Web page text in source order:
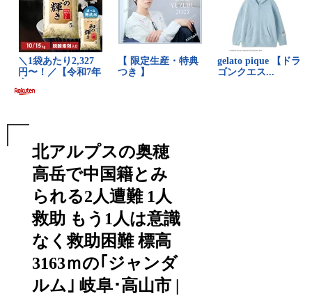
北アルプスの奥穂
高岳で中国籍とみ
られる2人遭難 1人
救助 もう1人は意識
なく救助困難 標高
3163ｍの｢ジャンダ
ルム｣ 岐阜･高山市 |